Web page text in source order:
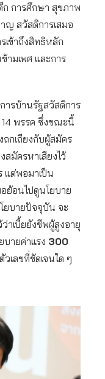
ก การศึกษา สุขภาพ
ญ สวัสดิการเสมอ
เข้าถึงสิทธิหลัก
มเพศ และการ
ารบ้านรัฐสวัสดิการ
พรรค ซึ่งขณะนี้
กเถียงกับผู้สมัคร
สมัครหาเสียงไว้
แต่พอมาเป็น
ย้อนไปดูนโยบาย
ยบายปัจจุบัน จะ
าเบี้ยยังชีพผู้สูงอายุ
บายค่าแรง 300
เลขที่ชัดเจนใด ๆ